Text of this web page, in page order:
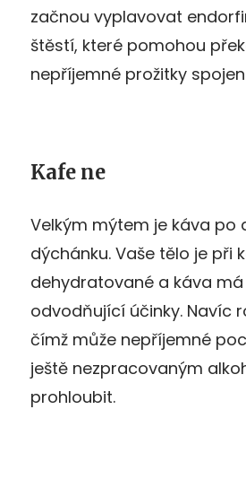
začnou vyplavovat
štěstí, které pomohou
nepříjemné prožitky
Kafe ne
Velkým mýtem je káva po
dýchánku. Vaše tělo je při
dehydratované a káva
odvodňující účinky. Navíc
čímž může nepříjemné
ještě nezpracovaným
prohloubit.